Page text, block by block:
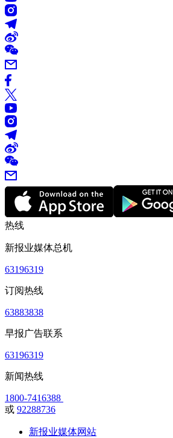
热线
新报业媒体总机
63196319
订阅热线
63883838
早报广告联系
63196319
新闻热线
1800-7416388
或 92288736
新报业媒体网站